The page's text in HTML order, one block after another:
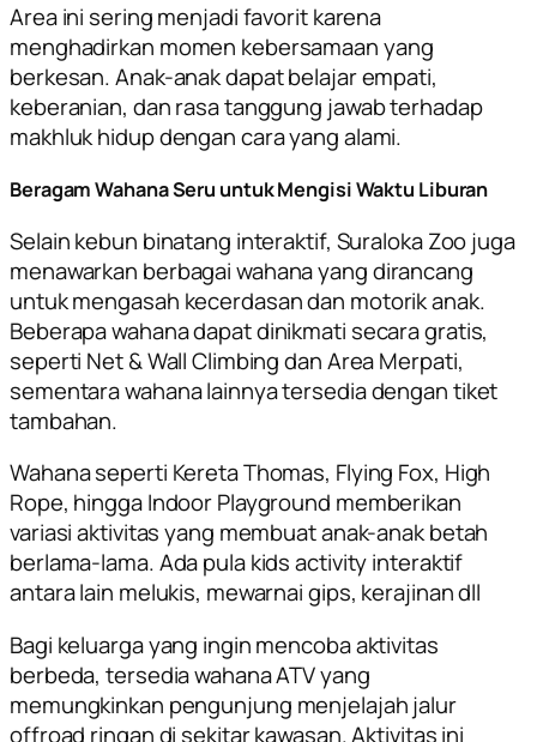
Area ini sering menjadi favorit karena
menghadirkan momen kebersamaan yang
berkesan. Anak-anak dapat belajar empati,
keberanian, dan rasa tanggung jawab terhadap
makhluk hidup dengan cara yang alami.
Beragam Wahana Seru untuk Mengisi Waktu Liburan
Selain kebun binatang interaktif, Suraloka Zoo juga
menawarkan berbagai wahana yang dirancang
untuk mengasah kecerdasan dan motorik anak.
Beberapa wahana dapat dinikmati secara gratis,
seperti Net & Wall Climbing dan Area Merpati,
sementara wahana lainnya tersedia dengan tiket
tambahan.
Wahana seperti Kereta Thomas, Flying Fox, High
Rope, hingga Indoor Playground memberikan
variasi aktivitas yang membuat anak-anak betah
berlama-lama. Ada pula kids activity interaktif
antara lain melukis, mewarnai gips, kerajinan dll
Bagi keluarga yang ingin mencoba aktivitas
berbeda, tersedia wahana ATV yang
memungkinkan pengunjung menjelajah jalur
offroad ringan di sekitar kawasan. Aktivitas ini